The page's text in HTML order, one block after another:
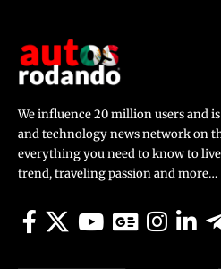
We influence 20 million users and
and technology news network on
everything you need to know to
trend, traveling passion and more…